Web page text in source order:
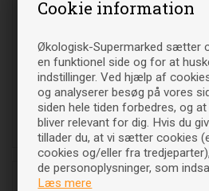
Cookie information
Økologisk-Supermarked sætter
en funktionel side og for at
indstillinger. Ved hjælp af
og analyserer besøg på vores
siden hele tiden forbedres, og
bliver relevant for dig. Hvis du
tillader du, at vi sætter cookies
cookies og/eller fra
de personoplysninger, som
Læs mere
Shampoo No 9 Økologisk -
100 ml - Juhldal
81 00 DKK
Læg i indkøbsvognen